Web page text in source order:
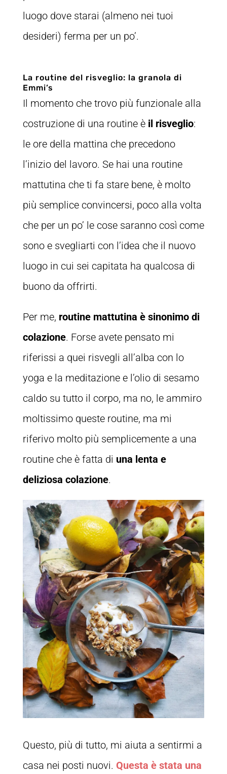
luogo dove starai (almeno nei tuoi
desideri) ferma per un po’.
La routine del risveglio: la granola di
Emmi’s
Il momento che trovo più funzionale alla
costruzione di una routine è il risveglio:
le ore della mattina che precedono
l’inizio del lavoro. Se hai una routine
mattutina che ti fa stare bene, è molto
più semplice convincersi, poco alla volta
che per un po’ le cose saranno così come
sono e svegliarti con l’idea che il nuovo
luogo in cui sei capitata ha qualcosa di
buono da offrirti.
Per me, routine mattutina è sinonimo di
colazione. Forse avete pensato mi
riferissi a quei risvegli all’alba con lo
yoga e la meditazione e l’olio di sesamo
caldo su tutto il corpo, ma no, le ammiro
moltissimo queste routine, ma mi
riferivo molto più semplicemente a una
routine che è fatta di una lenta e
deliziosa colazione.
Questo, più di tutto, mi aiuta a sentirmi a
casa nei posti nuovi. Questa è stata una